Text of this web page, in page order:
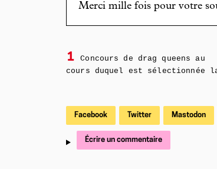
Merci mille fois pour votre
1
Concours de drag queens au
cours duquel est sélectionnée
Facebook Twitter Mastodon
Écrire un commentaire